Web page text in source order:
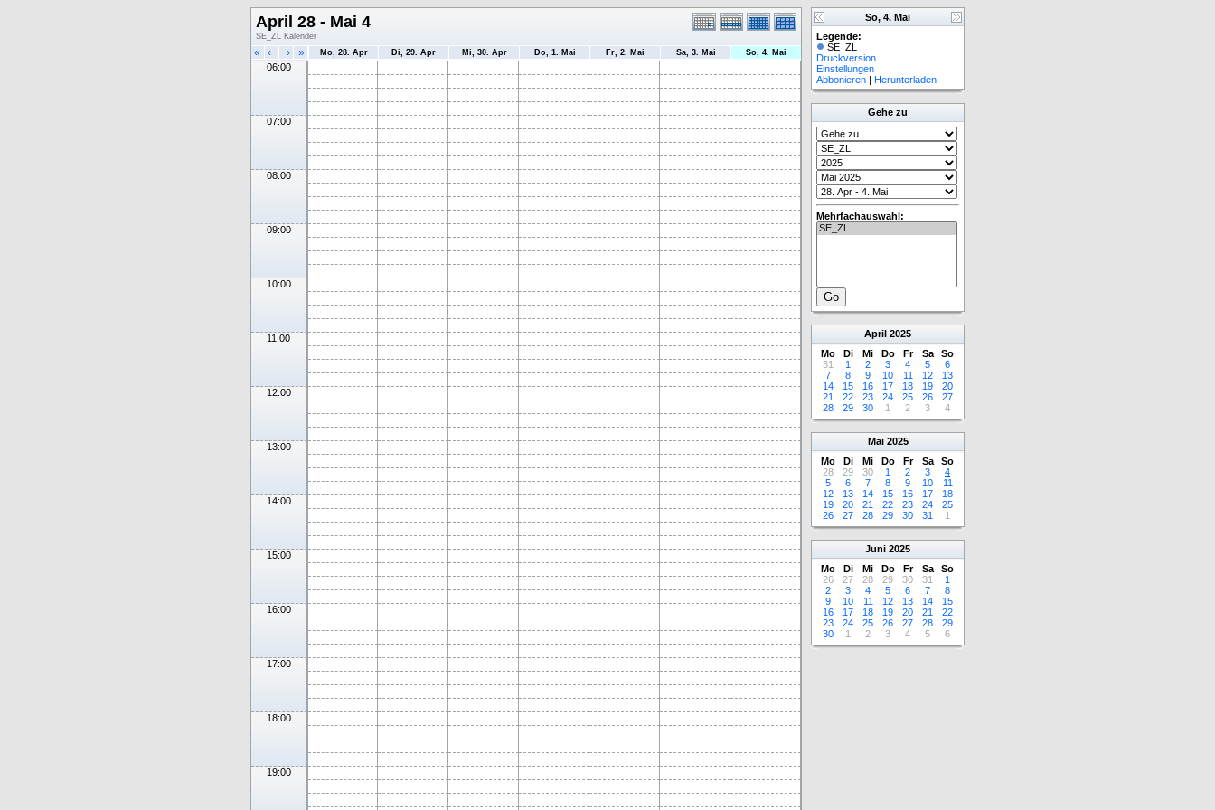
April 28 - Mai 4
SE_ZL Kalender
« ‹ › » Mo, 28. Apr Di, 29. Apr Mi, 30. Apr Do, 1. Mai Fr, 2. Mai Sa, 3. Mai So, 4. Mai
06:00
07:00
08:00
09:00
10:00
11:00
12:00
13:00
14:00
15:00
16:00
17:00
18:00
19:00
So, 4. Mai
Legende:
SE_ZL
Druckversion
Einstellungen
Abbonieren | Herunterladen
Gehe zu
Mehrfachauswahl:
April 2025
Mo
Di Mi Do Fr Sa
So
31
1 2 3 4 5
6
7
8 9 10 11 12
13
14
15 16 17 18 19
20
21
22 23 24 25 26
27
28
29 30 1 2 3 4
Mai 2025
Mo
Di Mi Do Fr Sa
So
28
29 30 1 2 3
4
5
6 7 8 9 10
11
12
13 14 15 16 17
18
19
20 21 22 23 24
25
26
27 28 29 30 31 1
Juni 2025
Mo
Di Mi Do Fr Sa
So
26
27 28 29 30 31
1
2
3 4 5 6 7
8
9
10 11 12 13 14
15
16
17 18 19 20 21
22
23
24 25 26 27 28
29
30
1 2 3 4 5 6